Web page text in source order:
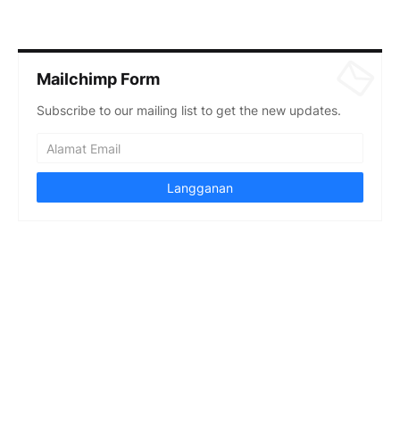
Mailchimp Form
Subscribe to our mailing list to get the new updates.